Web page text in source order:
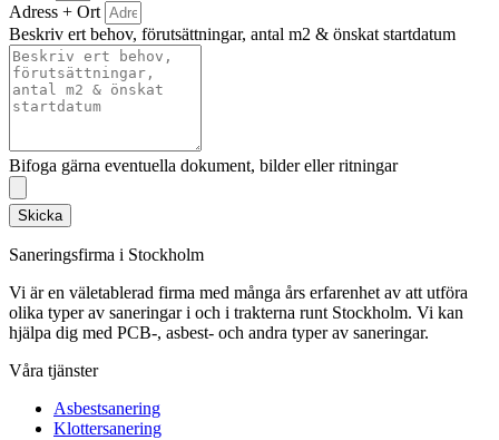
Adress + Ort
Beskriv ert behov, förutsättningar, antal m2 & önskat startdatum
Bifoga gärna eventuella dokument, bilder eller ritningar
Skicka
Saneringsfirma i Stockholm
Vi är en väletablerad firma med många års erfarenhet av att utföra
olika typer av saneringar i och i trakterna runt Stockholm. Vi kan
hjälpa dig med PCB-, asbest- och andra typer av saneringar.
Våra tjänster
Asbestsanering
Klottersanering